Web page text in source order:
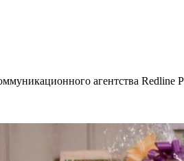
агентства Redline